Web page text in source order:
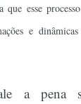
que esse
e
a pena